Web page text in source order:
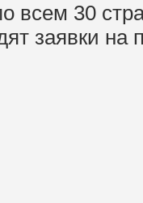
всем 30
заявки на